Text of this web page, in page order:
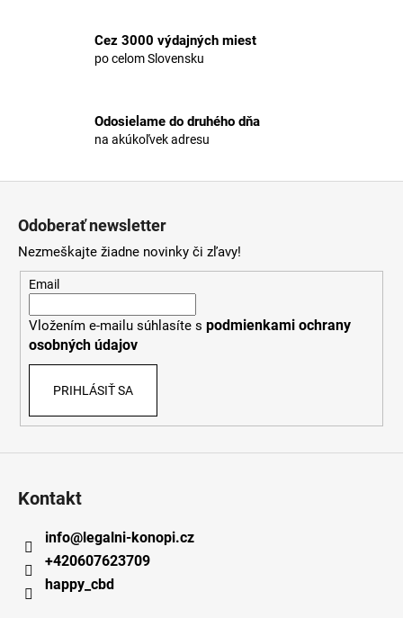
v
ý
s
u
Cez 3000 výdajných miest
po celom Slovensku
Odosielame do druhého dňa
na akúkoľvek adresu
Odoberať newsletter
Nezmeškajte žiadne novinky či zľavy!
Email
Vložením e-mailu súhlasíte s podmienkami ochrany
osobných údajov
PRIHLÁSIŤ SA
Kontakt
info@ legalni-konopi.cz
+420607623709
happy_cbd